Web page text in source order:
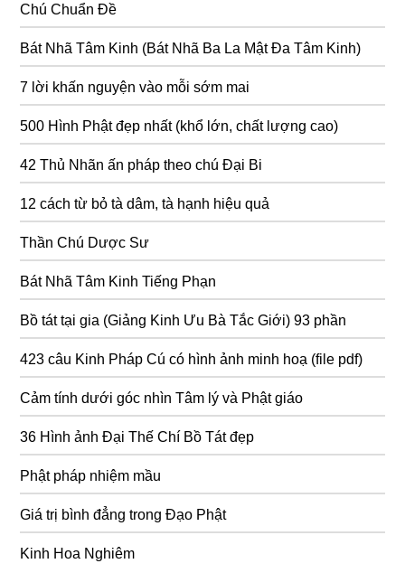
Chú Chuẩn Đề
Bát Nhã Tâm Kinh (Bát Nhã Ba La Mật Đa Tâm Kinh)
7 lời khấn nguyện vào mỗi sớm mai
500 Hình Phật đẹp nhất (khổ lớn, chất lượng cao)
42 Thủ Nhãn ấn pháp theo chú Đại Bi
12 cách từ bỏ tà dâm, tà hạnh hiệu quả
Thần Chú Dược Sư
Bát Nhã Tâm Kinh Tiếng Phạn
Bồ tát tại gia (Giảng Kinh Ưu Bà Tắc Giới) 93 phần
423 câu Kinh Pháp Cú có hình ảnh minh hoạ (file pdf)
Cảm tính dưới góc nhìn Tâm lý và Phật giáo
36 Hình ảnh Đại Thế Chí Bồ Tát đẹp
Phật pháp nhiệm mầu
Giá trị bình đẳng trong Đạo Phật
Kinh Hoa Nghiêm